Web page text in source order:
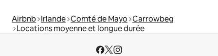
Airbnb Irlande Comté de Mayo Carrowbeg
Locations moyenne et longue durée